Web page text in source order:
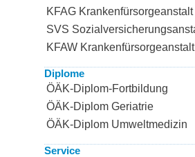
KFAG
SVS
KFAW
Diplome
ÖÄK-Diplom-Fortbildung
ÖÄK-Diplom Geriatrie
ÖÄK-Diplom Umweltmedizin
Service